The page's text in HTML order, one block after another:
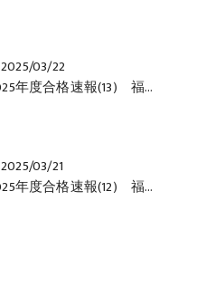
2025/03/22
2025年度合格速報(13) 福岡市西区学習支援塾
2025/03/21
2025年度合格速報(12) 福岡市西区学習支援塾